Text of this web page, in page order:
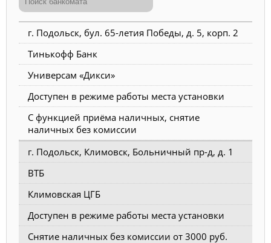
г. Подольск, бул. 65-летия Победы, д. 5, корп. 2
Тинькофф Банк
Универсам «Дикси»
Доступен в режиме работы места установки
С функцией приёма наличных, снятие
наличных без комиссии
г. Подольск, Климовск, Больничный пр-д, д. 1
ВТБ
Климовская ЦГБ
Доступен в режиме работы места установки
Снятие наличных без комиссии от 3000 руб.